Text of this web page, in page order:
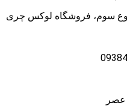
سوم، فروشگاه لوکس چری